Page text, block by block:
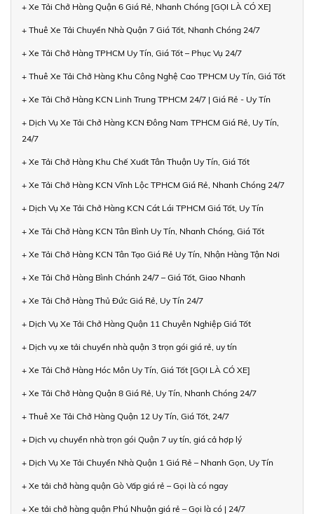
+ Xe Tải Chở Hàng Quận 6 Giá Rẻ, Nhanh Chóng [GỌI LÀ CÓ XE]
+ Thuê Xe Tải Chuyển Nhà Quận 7 Giá Tốt, Nhanh Chóng 24/7
+ Xe Tải Chở Hàng TPHCM Uy Tín, Giá Tốt – Phục Vụ 24/7
+ Thuê Xe Tải Chở Hàng Khu Công Nghệ Cao TPHCM Uy Tín, Giá Tốt
+ Xe Tải Chở Hàng KCN Linh Trung TPHCM 24/7 | Giá Rẻ - Uy Tín
+ Dịch Vụ Xe Tải Chở Hàng KCN Đông Nam TPHCM Giá Rẻ, Uy Tín,
24/7
+ Xe Tải Chở Hàng Khu Chế Xuất Tân Thuận Uy Tín, Giá Tốt
+ Xe Tải Chở Hàng KCN Vĩnh Lộc TPHCM Giá Rẻ, Nhanh Chóng 24/7
+ Dịch Vụ Xe Tải Chở Hàng KCN Cát Lái TPHCM Giá Tốt, Uy Tín
+ Xe Tải Chở Hàng KCN Tân Bình Uy Tín, Nhanh Chóng, Giá Tốt
+ Xe Tải Chở Hàng KCN Tân Tạo Giá Rẻ Uy Tín, Nhận Hàng Tận Nơi
+ Xe Tải Chở Hàng Bình Chánh 24/7 – Giá Tốt, Giao Nhanh
+ Xe Tải Chở Hàng Thủ Đức Giá Rẻ, Uy Tín 24/7
+ Dịch Vụ Xe Tải Chở Hàng Quận 11 Chuyên Nghiệp Giá Tốt
+ Dịch vụ xe tải chuyển nhà quận 3 trọn gói giá rẻ, uy tín
+ Xe Tải Chở Hàng Hóc Môn Uy Tín, Giá Tốt [GỌI LÀ CÓ XE]
+ Xe Tải Chở Hàng Quận 8 Giá Rẻ, Uy Tín, Nhanh Chóng 24/7
+ Thuê Xe Tải Chở Hàng Quận 12 Uy Tín, Giá Tốt, 24/7
+ Dịch vụ chuyển nhà trọn gói Quận 7 uy tín, giá cả hợp lý
+ Dịch Vụ Xe Tải Chuyển Nhà Quận 1 Giá Rẻ – Nhanh Gọn, Uy Tín
+ Xe tải chở hàng quận Gò Vấp giá rẻ – Gọi là có ngay
+ Xe tải chở hàng quận Phú Nhuận giá rẻ – Gọi là có | 24/7